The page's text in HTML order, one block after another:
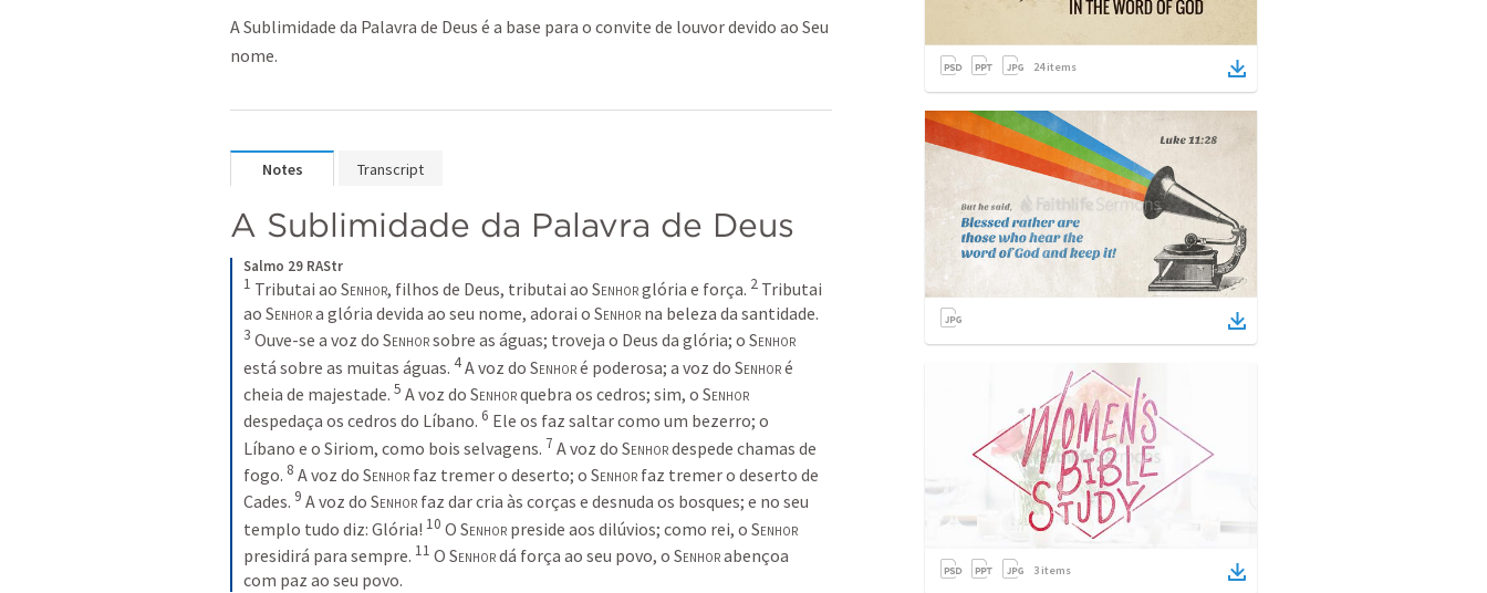
A Sublimidade da Palavra de Deus é a base para o convite de louvor devido ao Seu
nome.
Notes Transcript
A Sublimidade da Palavra de Deus
Salmo 29 RAStr
1 Tributai ao Senhor, filhos de Deus, tributai ao Senhor glória e força. 2 Tributai
ao Senhor a glória devida ao seu nome, adorai o Senhor na beleza da santidade.
3 Ouve-se a voz do Senhor sobre as águas; troveja o Deus da glória; o Senhor
está sobre as muitas águas. 4A voz do Senhor é poderosa; a voz do Senhor é
cheia de majestade. 5 A voz do Senhor quebra os cedros; sim, o Senhor
despedaça os cedros do Líbano. 6 Ele os faz saltar como um bezerro; o
Líbano e o Siriom, como bois selvagens. 7 A voz do Senhor despede chamas de
fogo. 8 A voz do Senhor faz tremer o deserto; o Senhor faz tremer o deserto de
Cades. 9 A voz do Senhor faz dar cria às corças e desnuda os bosques; e no seu
templo tudo diz: Glória! 10 O Senhor preside aos dilúvios; como rei, o Senhor
presidirá para sempre. 11 O Senhor dá força ao seu povo, o Senhor abençoa
com paz ao seu povo.
24items
3 items